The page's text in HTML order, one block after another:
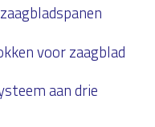
voor zaagblad
aan drie